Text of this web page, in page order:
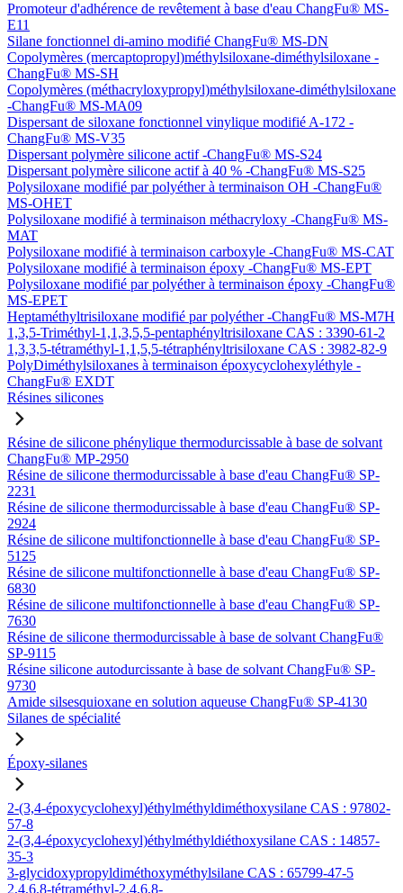
Promoteur d'adhérence de revêtement à base d'eau ChangFu® MS-
E11
Silane fonctionnel di-amino modifié ChangFu® MS-DN
Copolymères (mercaptopropyl)méthylsiloxane-diméthylsiloxane -
ChangFu® MS-SH
Copolymères (méthacryloxypropyl)méthylsiloxane-diméthylsiloxane
-ChangFu® MS-MA09
Dispersant de siloxane fonctionnel vinylique modifié A-172 -
ChangFu® MS-V35
Dispersant polymère silicone actif -ChangFu® MS-S24
Dispersant polymère silicone actif à 40 % -ChangFu® MS-S25
Polysiloxane modifié par polyéther à terminaison OH -ChangFu®
MS-OHET
Polysiloxane modifié à terminaison méthacryloxy -ChangFu® MS-
MAT
Polysiloxane modifié à terminaison carboxyle -ChangFu® MS-CAT
Polysiloxane modifié à terminaison époxy -ChangFu® MS-EPT
Polysiloxane modifié par polyéther à terminaison époxy -ChangFu®
MS-EPET
Heptaméthyltrisiloxane modifié par polyéther -ChangFu® MS-M7H
1,3,5-Triméthyl-1,1,3,5,5-pentaphényltrisiloxane CAS : 3390-61-2
1,3,3,5-tétraméthyl-1,1,5,5-tétraphényltrisiloxane CAS : 3982-82-9
PolyDiméthylsiloxanes à terminaison époxycyclohexyléthyle -
ChangFu® EXDT
Résines silicones
Résine de silicone phénylique thermodurcissable à base de solvant
ChangFu® MP-2950
Résine de silicone thermodurcissable à base d'eau ChangFu® SP-
2231
Résine de silicone thermodurcissable à base d'eau ChangFu® SP-
2924
Résine de silicone multifonctionnelle à base d'eau ChangFu® SP-
5125
Résine de silicone multifonctionnelle à base d'eau ChangFu® SP-
6830
Résine de silicone multifonctionnelle à base d'eau ChangFu® SP-
7630
Résine de silicone thermodurcissable à base de solvant ChangFu®
SP-9115
Résine silicone autodurcissante à base de solvant ChangFu® SP-
9730
Amide silsesquioxane en solution aqueuse ChangFu® SP-4130
Silanes de spécialité
Époxy-silanes
2-(3,4-époxycyclohexyl)éthylméthyldiméthoxysilane CAS : 97802-
57-8
2-(3,4-époxycyclohexyl)éthylméthyldiéthoxysilane CAS : 14857-
35-3
3-glycidoxypropyldiméthoxyméthylsilane CAS : 65799-47-5
2,4,6,8-tétraméthyl-2,4,6,8-